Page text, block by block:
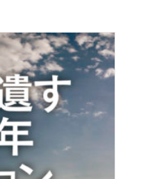
ーションのあり方につい
ある
的なものにしない為、何
ております。